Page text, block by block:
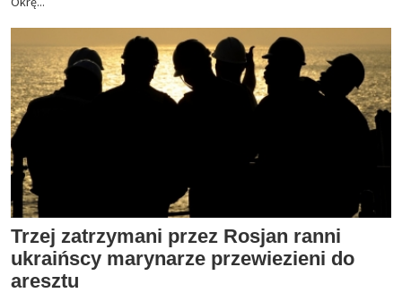
Trzej zatrzymani przez Rosjan ranni
ukraińscy marynarze przewiezieni do
aresztu